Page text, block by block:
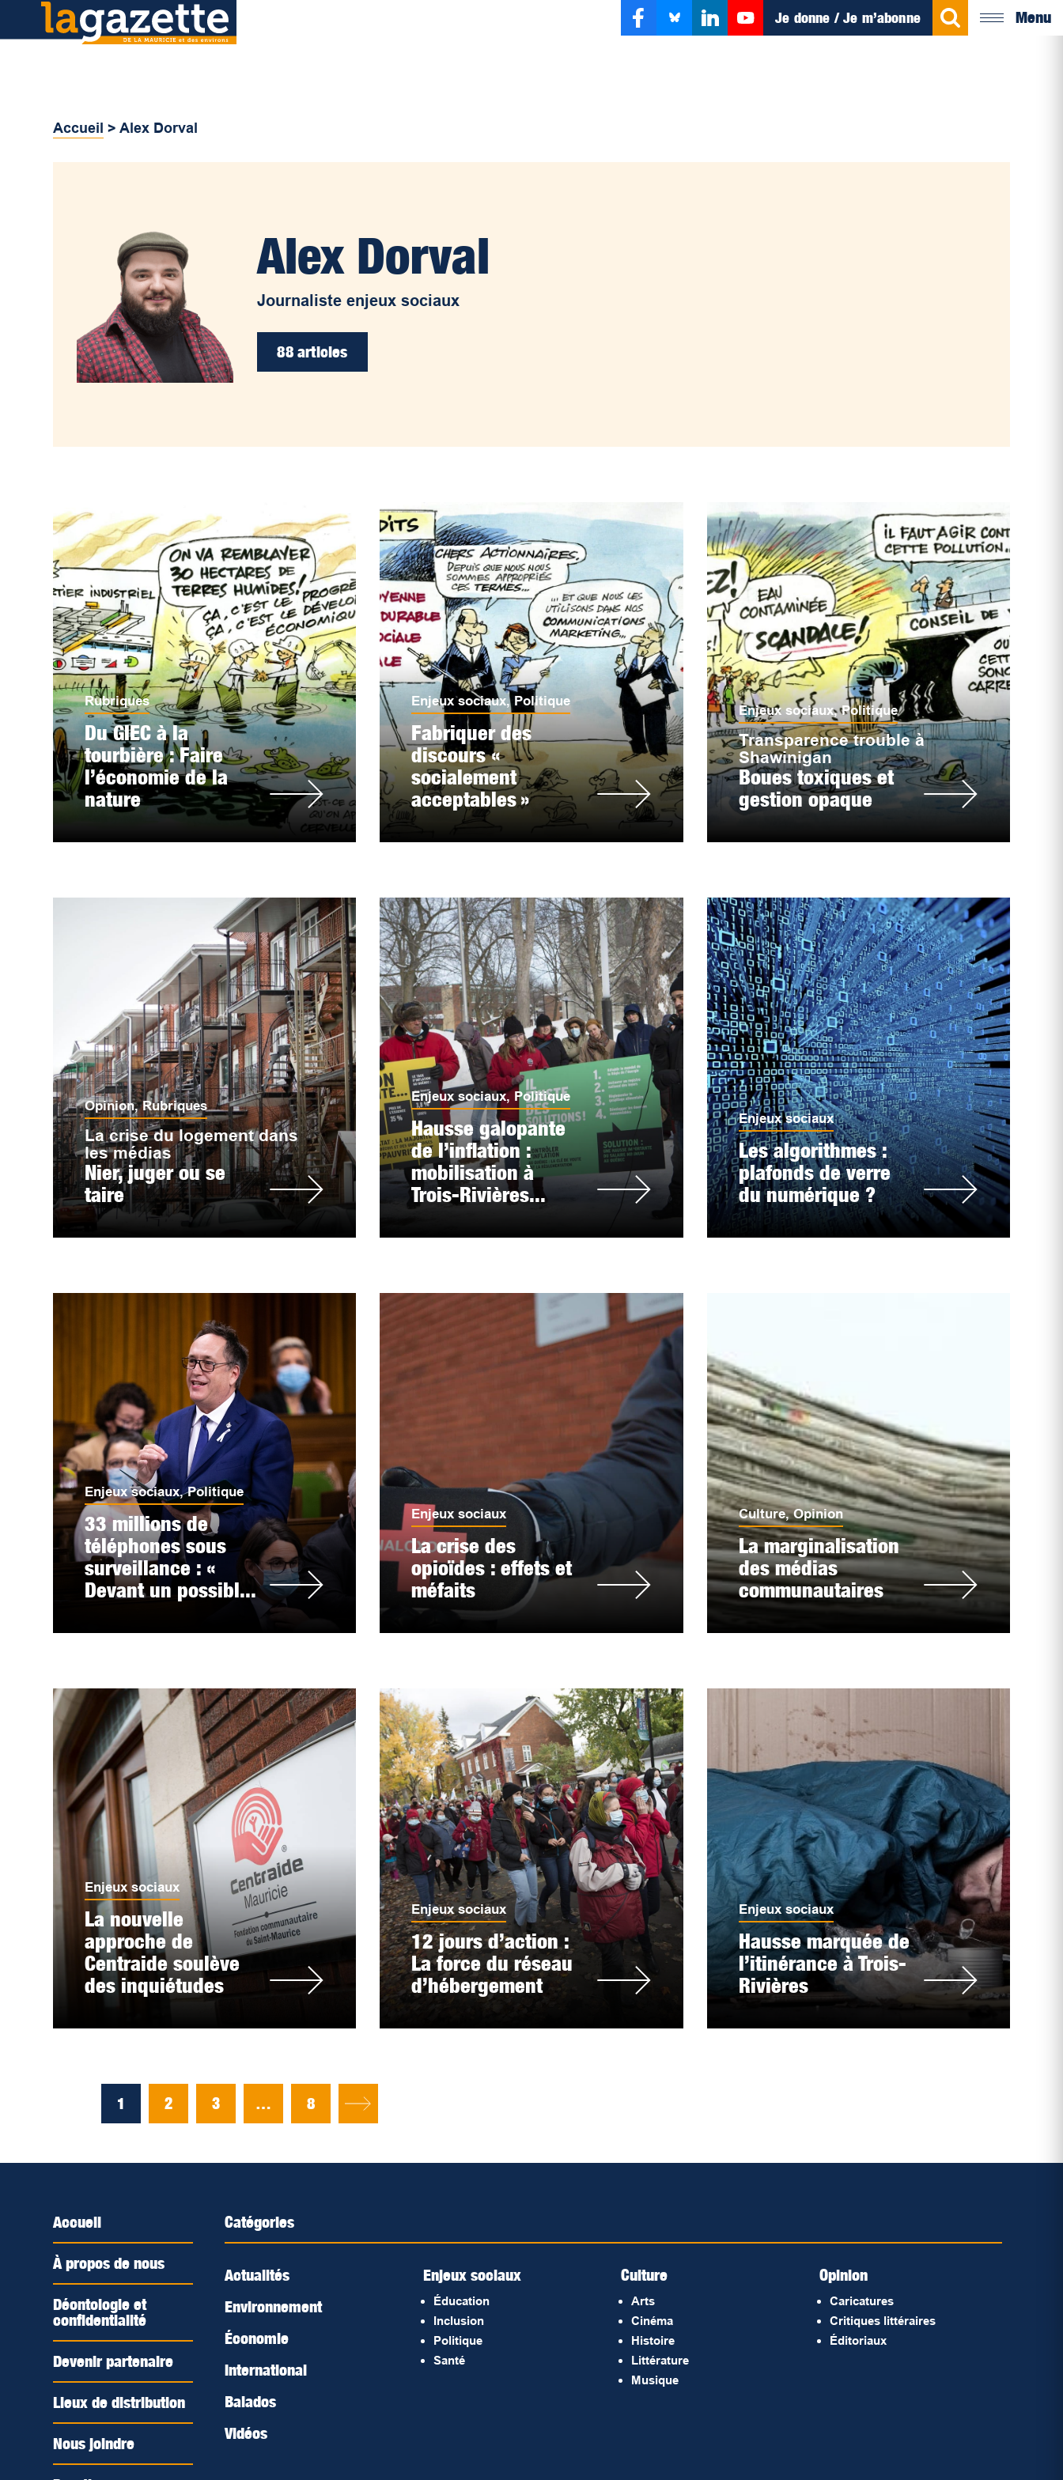
Je donne / Je m’abonne Menu
Accueil >Alex Dorval
Alex Dorval
Journaliste enjeux sociaux
88 articles
Rubriques
Du GIEC à la
tourbière : Faire
l’économie de la
nature
Enjeux sociaux, Politique
Fabriquer des
discours «
socialement
acceptables »
Enjeux sociaux,Politique
Transparence trouble à
Shawinigan
Boues toxiques et
gestion opaque
Opinion,Rubriques
La crise du logement dans
les médias
Nier, juger ou se
taire
Enjeux sociaux, Politique
Hausse galopante
de l’inflation :
mobilisation à
Trois-Rivières...
Enjeux sociaux
Les algorithmes :
plafonds de verre
du numérique ?
Enjeux sociaux,Politique
33 millions de
téléphones sous
surveillance : «
Devant un possibl...
Enjeux sociaux
La crise des
opioïdes : effets et
méfaits
Culture,Opinion
La marginalisation
des médias
communautaires
Enjeux sociaux
La nouvelle
approche de
Centraide soulève
des inquiétudes
Enjeux sociaux
12 jours d’action :
La force du réseau
d’hébergement
Enjeux sociaux
Hausse marquée de
l’itinérance à Trois-
Rivières
1 2 3 … 8
Accueil
À propos de nous
Déontologie et
confidentialité
Devenir partenaire
Lieux de distribution
Nous joindre
Catégories
Actualités
Environnement
Économie
International
Balados
Vidéos
Enjeux sociaux
Éducation
Inclusion
Politique
Santé
Culture
Arts
Cinéma
Histoire
Littérature
Musique
Opinion
Caricatures
Critiques littéraires
Éditoriaux